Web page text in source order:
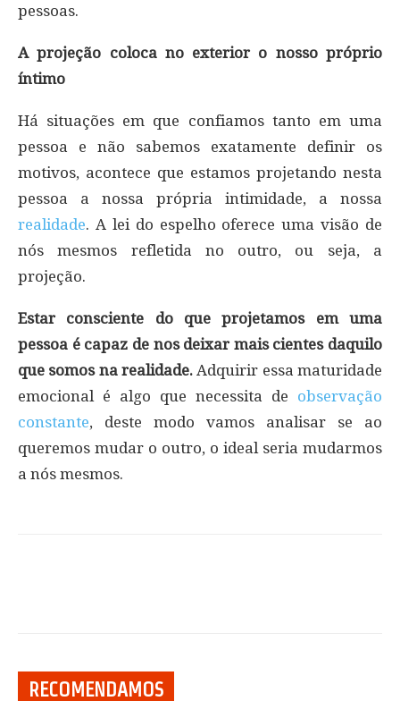
pessoas.
A projeção coloca no exterior o nosso próprio
íntimo
Há situações em que confiamos tanto em uma
pessoa e não sabemos exatamente definir os
motivos, acontece que estamos projetando nesta
pessoa a nossa própria intimidade, a nossa
realidade. A lei do espelho oferece uma visão de
nós mesmos refletida no outro, ou seja, a
projeção.
Estar consciente do que projetamos em uma
pessoa é capaz de nos deixar mais cientes daquilo
que somos na realidade. Adquirir essa maturidade
emocional é algo que necessita de observação
constante, deste modo vamos analisar se ao
queremos mudar o outro, o ideal seria mudarmos
a nós mesmos.
RECOMENDAMOS